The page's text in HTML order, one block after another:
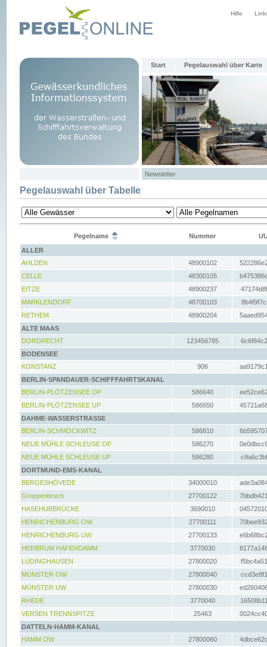
Hilfe
Start Pegelauswahl über Karte
Newsletter
Pegelauswahl über Tabelle
Pegelname Nummer
ALLER
AHLDEN
48900102
CELLE
48300105
EITZE
48900237
MARKLENDORF
48700103
RETHEM
48900204
ALTE MAAS
DORDRECHT
123456785
BODENSEE
KONSTANZ
906
BERLIN-SPANDAUER-SCHIFFFAHRTSKANAL
BERLIN-PLÖTZENSEE OP
586640
BERLIN-PLÖTZENSEE UP
586650
DAHME-WASSERSTRASSE
BERLIN-SCHMÖCKWITZ
586810
NEUE MÜHLE SCHLEUSE OP
586270
NEUE MÜHLE SCHLEUSE UP
586280
DORTMUND-EMS-KANAL
BERGESHÖVEDE
34000010
Groppenbruch
27700122
HASEHUBBRÜCKE
3690010
HENRICHENBURG OW
27700111
HENRICHENBURG UW
27700133
HERBRUM HAFENDAMM
3770030
LÜDINGHAUSEN
27800020
MÜNSTER OW
27800040
MÜNSTER UW
27800030
RHEDE
3770040
VERSEN TRENNSPITZE
25463
DATTELN-HAMM-KANAL
HAMM OW
27800060